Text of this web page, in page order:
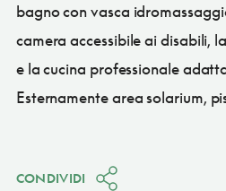
bagno con vasca
camera accessibile ai disabili,
e la cucina professionale
Esternamente area solarium,
CONDIVIDI